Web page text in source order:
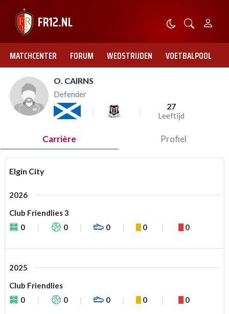
MATCHCENTER FORUM WEDSTRIJDEN VOETBALPOOL
O. CAIRNS
Defender
27
Leeftijd
Carrière Profiel
Elgin City
2026
Club Friendlies 3
0
0 0 0 0
2025
Club Friendlies
0
0 0 0 0